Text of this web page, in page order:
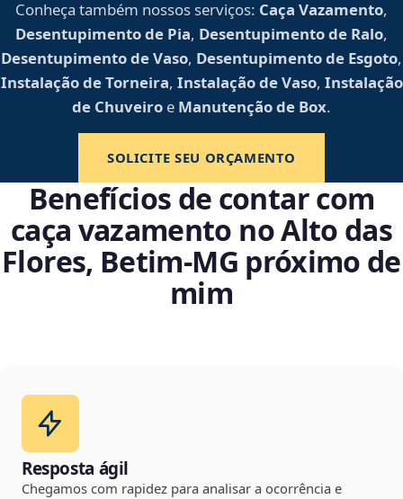
Conheça também nossos serviços: Caça Vazamento,
Desentupimento de Pia, Desentupimento de Ralo,
Desentupimento de Vaso, Desentupimento de Esgoto,
Instalação de Torneira, Instalação de Vaso, Instalação
de Chuveiro e Manutenção de Box.
SOLICITE SEU ORÇAMENTO
Benefícios de contar com
caça vazamento no Alto das
Flores, Betim‑MG próximo de
mim
Resposta ágil
Chegamos com rapidez para analisar a ocorrência e